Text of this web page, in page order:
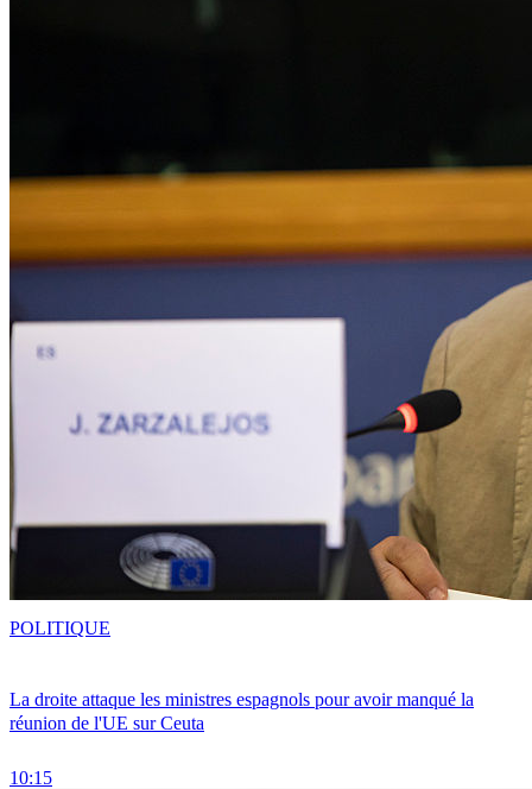
La droite attaque les ministres espagnols pour avoir manqué la
réunion de l'UE sur Ceuta
10:15
POLITIQUE